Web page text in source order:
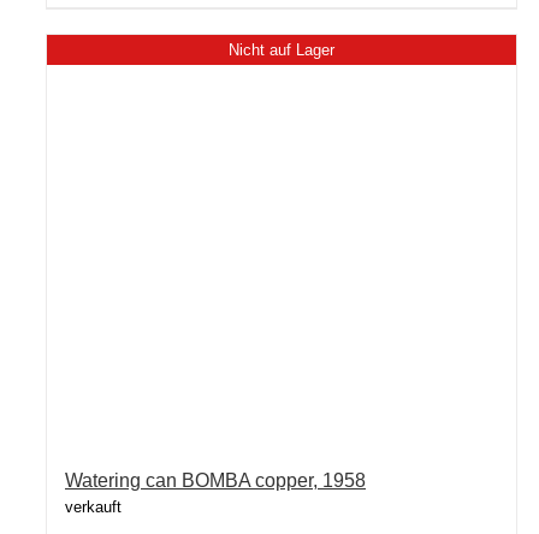
Nicht auf Lager
Watering can BOMBA copper, 1958
verkauft